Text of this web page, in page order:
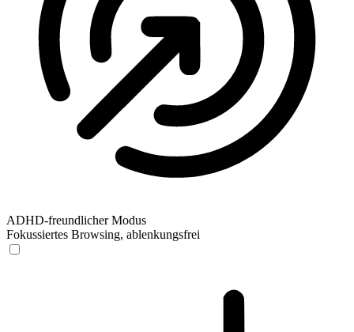
ADHD-freundlicher Modus
Fokussiertes Browsing, ablenkungsfrei